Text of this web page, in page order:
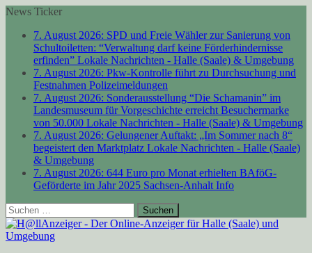
News Ticker
7. August 2026: SPD und Freie Wähler zur Sanierung von
Schultoiletten: “Verwaltung darf keine Förderhindernisse
erfinden” Lokale Nachrichten - Halle (Saale) & Umgebung
7. August 2026: Pkw-Kontrolle führt zu Durchsuchung und
Festnahmen Polizeimeldungen
7. August 2026: Sonderausstellung “Die Schamanin” im
Landesmuseum für Vorgeschichte erreicht Besuchermarke
von 50.000 Lokale Nachrichten - Halle (Saale) & Umgebung
7. August 2026: Gelungener Auftakt: „Im Sommer nach 8“
begeistert den Marktplatz Lokale Nachrichten - Halle (Saale)
& Umgebung
7. August 2026: 644 Euro pro Monat erhielten BAföG-
Geförderte im Jahr 2025 Sachsen-Anhalt Info
Suchen
nach: